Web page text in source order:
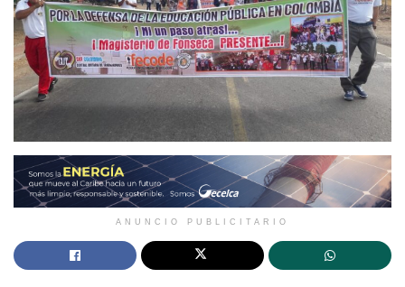
ANUNCIO PUBLICITARIO